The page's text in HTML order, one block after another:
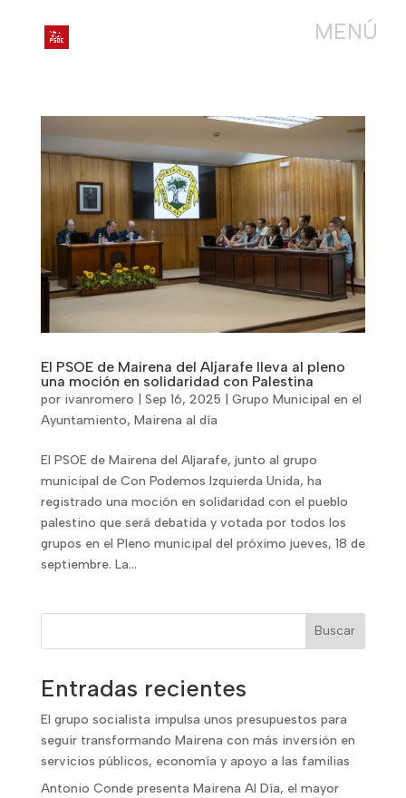
El PSOE de Mairena del Aljarafe lleva al pleno
una moción en solidaridad con Palestina
por ivanromero Sep 16, 2025
Grupo Municipal en el
Ayuntamiento, Mairena al día
El PSOE de Mairena del Aljarafe, junto al grupo
municipal de Con Podemos Izquierda Unida, ha
registrado una moción en solidaridad con el pueblo
palestino que será debatida y votada por todos los
grupos en el Pleno municipal del próximo jueves, 18 de
septiembre. La...
Buscar
Entradas recientes
El grupo socialista impulsa unos presupuestos para
seguir transformando Mairena con más inversión en
servicios públicos, economía y apoyo a las familias
Antonio Conde presenta Mairena Al Día, el mayor